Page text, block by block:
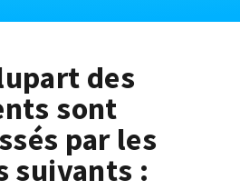
des
sont
par les
suivants :